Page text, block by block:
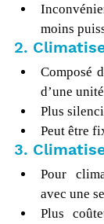
moins
2.
Composé
d’une
Plus
Peut être
3.
Pour
avec une
Plus